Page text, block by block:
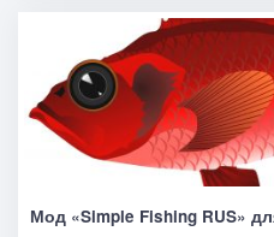
Мод «Simple Fishing RUS»